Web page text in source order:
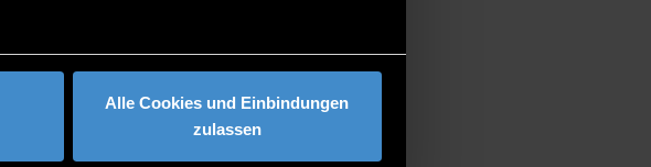
Alle Cookies und Einbindungen
zulassen